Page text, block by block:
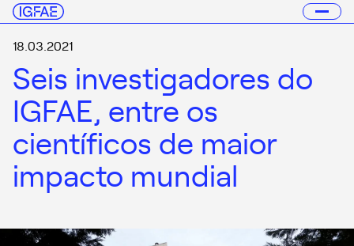
18.03.2021
Seis investigadores do
IGFAE, entre os
científicos de maior
impacto mundial